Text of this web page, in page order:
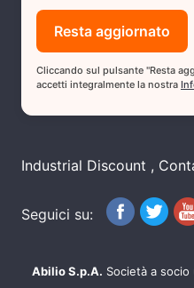
Cliccando sul pulsante "Resta
accetti integralmente la nostra
Industrial Discount
Seguici su:
Abilio S.p.A. Società a socio